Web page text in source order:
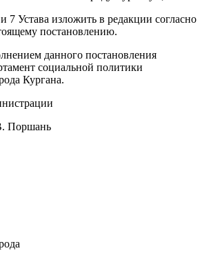
Устава изложить в редакции согласно
постановлению.
данного постановления
социальной политики
Кургана.
Поршань